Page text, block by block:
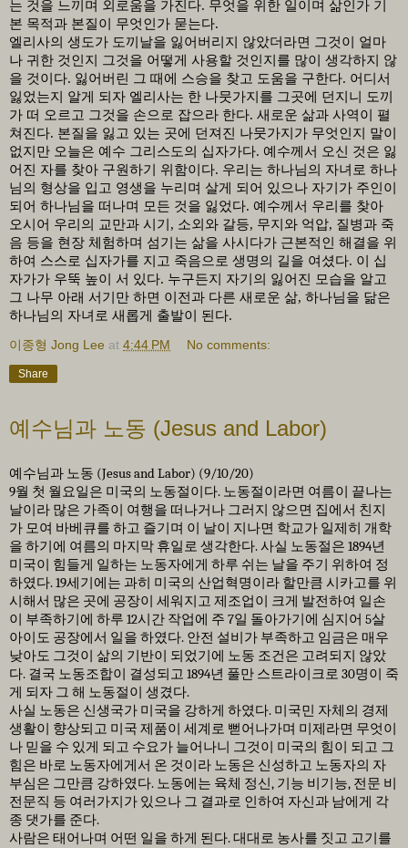
는 것을 느끼며 외로움을 가진다. 무엇을 위한 일이며 삶인가 기
본 목적과 본질이 무엇인가 묻는다.
엘리사의 생도가 도끼날을 잃어버리지 않았더라면 그것이 얼마
나 귀한 것인지 그것을 어떻게 사용할 것인지를 많이 생각하지 않
을 것이다. 잃어버린 그 때에 스승을 찾고 도움을 구한다. 어디서
잃었는지 알게 되자 엘리사는 한 나뭇가지를 그곳에 던지니 도끼
가 떠 오르고 그것을 손으로 잡으라 한다. 새로운 삶과 사역이 펼
쳐진다. 본질을 잃고 있는 곳에 던져진 나뭇가지가 무엇인지 말이
없지만 오늘은 예수 그리스도의 십자가다. 예수께서 오신 것은 잃
어진 자를 찾아 구원하기 위함이다. 우리는 하나님의 자녀로 하나
님의 형상을 입고 영생을 누리며 살게 되어 있으나 자기가 주인이
되어 하나님을 떠나며 모든 것을 잃었다. 예수께서 우리를 찾아
오시어 우리의 교만과 시기, 소외와 갈등, 무지와 억압, 질병과 죽
음 등을 현장 체험하며 섬기는 삶을 사시다가 근본적인 해결을 위
하여 스스로 십자가를 지고 죽음으로 생명의 길을 여셨다. 이 십
자가가 우뚝 높이 서 있다. 누구든지 자기의 잃어진 모습을 알고
그 나무 아래 서기만 하면 이전과 다른 새로운 삶, 하나님을 닮은
하나님의 자녀로 새롭게 출발이 된다.
이종형 Jong Lee at 4:44 PM No comments:
Share
예수님과 노동 (Jesus and Labor)
예수님과 노동 (Jesus and Labor) (9/10/20)
9월 첫 월요일은 미국의 노동절이다. 노동절이라면 여름이 끝나는
날이라 많은 가족이 여행을 떠나거나 그러지 않으면 집에서 친지
가 모여 바베큐를 하고 즐기며 이 날이 지나면 학교가 일제히 개학
을 하기에 여름의 마지막 휴일로 생각한다.사실 노동절은 1894년
미국이 힘들게 일하는 노동자에게 하루 쉬는 날을 주기 위하여 정
하였다. 19세기에는 과히 미국의 산업혁명이라 할만큼 시카고를 위
시해서 많은 곳에 공장이 세워지고 제조업이 크게 발전하여 일손
이 부족하기에 하루 12시간 작업에 주 7일 돌아가기에 심지어 5살
아이도 공장에서 일을 하였다. 안전 설비가 부족하고 임금은 매우
낮아도 그것이 삶의 기반이 되었기에 노동 조건은 고려되지 않았
다. 결국 노동조합이 결성되고 1894년 풀만 스트라이크로 30명이 죽
게 되자 그 해 노동절이 생겼다.
사실 노동은 신생국가 미국을 강하게 하였다. 미국민 자체의 경제
생활이 향상되고 미국 제품이 세계로 뻗어나가며 미제라면 무엇이
나 믿을 수 있게 되고 수요가 늘어나니 그것이 미국의 힘이 되고 그
힘은 바로 노동자에게서 온 것이라 노동은 신성하고 노동자의 자
부심은 그만큼 강하였다. 노동에는 육체 정신, 기능 비기능, 전문 비
전문직 등 여러가지가 있으나 그 결과로 인하여 자신과 남에게 각
종 댓가를 준다.
사람은 태어나며 어떤 일을 하게 된다.대대로 농사를 짓고 고기를